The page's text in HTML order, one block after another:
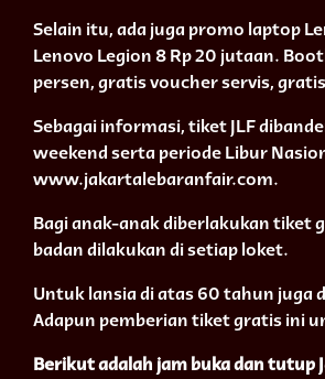
Selain itu, ada juga promo laptop
Lenovo Legion 8 Rp 20 jutaan.
persen, gratis voucher servis,
Sebagai informasi, tiket JLF
weekend serta periode Libur
www.jakartalebaranfair.com.
Bagi anak-anak diberlakukan tiket
badan dilakukan di setiap loket.
Untuk lansia di atas 60 tahun
Adapun pemberian tiket gratis ini
Berikut adalah jam buka dan tutup